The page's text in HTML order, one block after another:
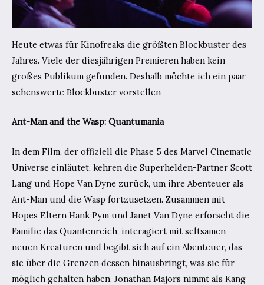
Heute etwas für Kinofreaks die größten Blockbuster des
Jahres. Viele der diesjährigen Premieren haben kein
großes Publikum gefunden. Deshalb möchte ich ein paar
sehenswerte Blockbuster vorstellen
Ant-Man and the Wasp: Quantumania
In dem Film, der offiziell die Phase 5 des Marvel Cinematic
Universe einläutet, kehren die Superhelden-Partner Scott
Lang und Hope Van Dyne zurück, um ihre Abenteuer als
Ant-Man und die Wasp fortzusetzen. Zusammen mit
Hopes Eltern Hank Pym und Janet Van Dyne erforscht die
Familie das Quantenreich, interagiert mit seltsamen
neuen Kreaturen und begibt sich auf ein Abenteuer, das
sie über die Grenzen dessen hinausbringt, was sie für
möglich gehalten haben. Jonathan Majors nimmt als Kang